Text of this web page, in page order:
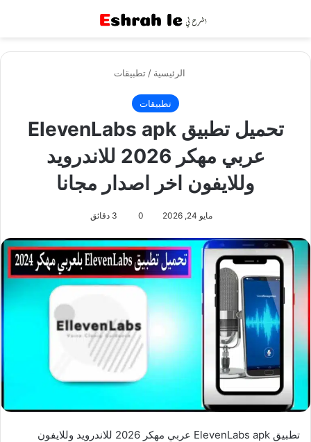
الرئيسية / تطبيقات
تطبيقات
تحميل تطبيق ElevenLabs apk
عربي مهكر 2026 للاندرويد
وللايفون اخر اصدار مجانا
مايو 24, 2026 0
تطبيق ElevenLabs apk عربي مهكر 2026 للاندرويد وللايفون